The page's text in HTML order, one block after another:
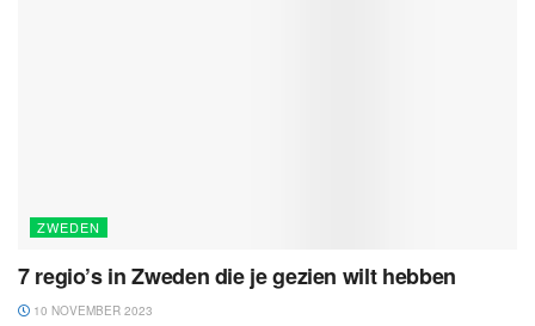
ZWEDEN
7 regio’s in Zweden die je gezien wilt hebben
10 NOVEMBER 2023